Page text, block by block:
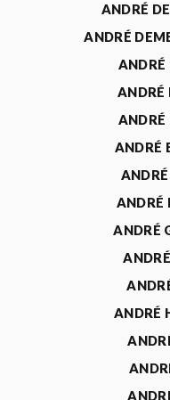
ANDRÉ
ANDRÉ
ANDRÉ
ANDRÉ
ANDRÉ
ANDRÉ
ANDRÉ
ANDRÉ
ANDRÉ